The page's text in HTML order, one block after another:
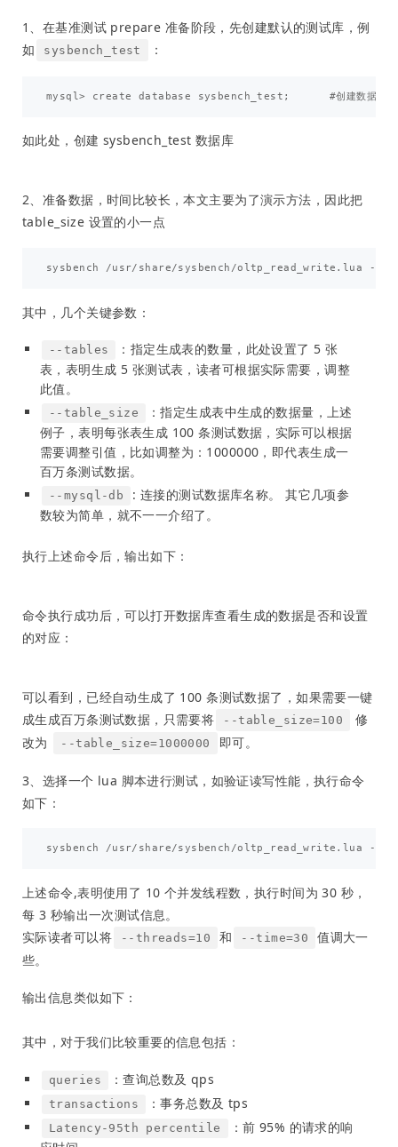
1、在基准测试 prepare 准备阶段，先创建默认的测试库，例
如
sysbench_test ：
如此处，创建 sysbench_test 数据库
2、准备数据，时间比较长，本文主要为了演示方法，因此把
table_size 设置的小一点
其中，几个关键参数：
--tables
：指定生成表的数量，此处设置了 5 张
表，表明生成 5 张测试表，读者可根据实际需要，调整
此值。
--table_size
：指定生成表中生成的数据量，上述
例子，表明每张表生成 100 条测试数据，实际可以根据
需要调整引值，比如调整为：1000000，即代表生成一
百万条测试数据。
--mysql-db
: 连接的测试数据库名称。 其它几项参
数较为简单，就不一一介绍了。
执行上述命令后，输出如下：
命令执行成功后，可以打开数据库查看生成的数据是否和设置
的对应：
可以看到，已经自动生成了 100 条测试数据了，如果需要一键
成生成百万条测试数据，只需要将
--table_size=100
修
改为
--table_size=1000000 即可。
3、选择一个 lua 脚本进行测试，如验证读写性能，执行命令
如下：
上述命令,表明使用了 10 个并发线程数，执行时间为 30 秒，
每 3 秒输出一次测试信息。
实际读者可以将
--threads=10 和 --time=30
值调大一
些。
输出信息类似如下：
其中，对于我们比较重要的信息包括：
queries ：查询总数及 qps
transactions ：事务总数及 tps
Latency-95th percentile
：前 95% 的请求的响